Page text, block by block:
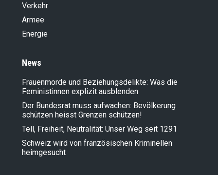
Verkehr
Armee
Energie
News
Frauenmorde und Beziehungsdelikte: Was die
Feministinnen explizit ausblenden
Der Bundesrat muss aufwachen: Bevölkerung
schützen heisst Grenzen schützen!
Tell, Freiheit, Neutralität: Unser Weg seit 1291
Schweiz wird von französischen Kriminellen
heimgesucht